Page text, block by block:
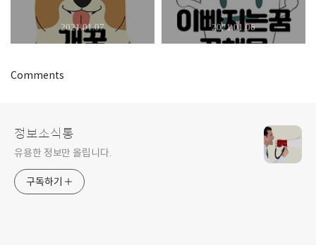
2021.01.07 2021.01.06
Comments
정보소식통
유용한 정보만 올립니다.
구독하기